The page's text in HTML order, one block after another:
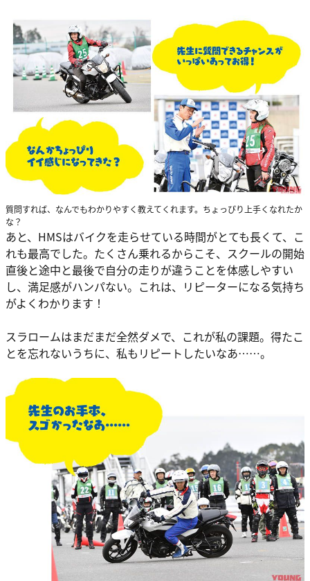
質問すれば、なんでもわかりやすく教えてくれます。ちょっぴり上手くなれたか
な？
あと、HMSはバイクを走らせている時間がとても長くて、こ
れも最高でした。たくさん乗れるからこそ、スクールの開始
直後と途中と最後で自分の走りが違うことを体感しやすい
し、満足感がハンパない。これは、リピーターになる気持ち
がよくわかります！
スラロームはまだまだ全然ダメで、これが私の課題。得たこ
とを忘れないうちに、私もリピートしたいなあ……。